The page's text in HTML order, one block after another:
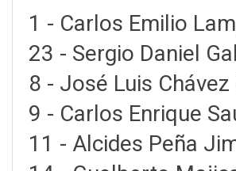
1 - Carlos Emilio
23 - Sergio Daniel
8 - José Luis Chávez
9 - Carlos Enrique
11 - Alcides Peña